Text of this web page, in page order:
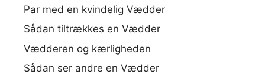
Par med en kvindelig Vædder
Sådan tiltrækkes en Vædder
Vædderen og kærligheden
Sådan ser andre en Vædder